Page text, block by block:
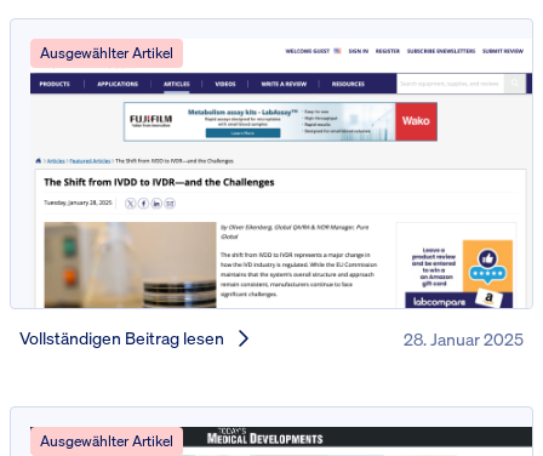
Ausgewählter Artikel
Vollständigen Beitrag lesen 28. Januar 2025
Ausgewählter Artikel